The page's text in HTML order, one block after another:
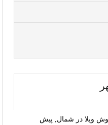
ویلا در شمال, پیش